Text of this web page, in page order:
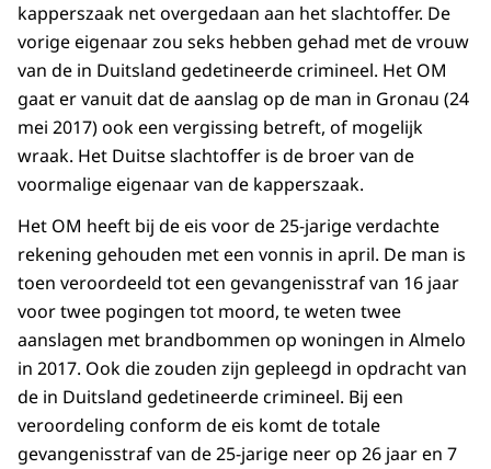
kapperszaak net overgedaan aan het slachtoffer. De
vorige eigenaar zou seks hebben gehad met de vrouw
van de in Duitsland gedetineerde crimineel. Het OM
gaat er vanuit dat de aanslag op de man in Gronau (24
mei 2017) ook een vergissing betreft, of mogelijk
wraak. Het Duitse slachtoffer is de broer van de
voormalige eigenaar van de kapperszaak.
Het OM heeft bij de eis voor de 25-jarige verdachte
rekening gehouden met een vonnis in april. De man is
toen veroordeeld tot een gevangenisstraf van 16 jaar
voor twee pogingen tot moord, te weten twee
aanslagen met brandbommen op woningen in Almelo
in 2017. Ook die zouden zijn gepleegd in opdracht van
de in Duitsland gedetineerde crimineel. Bij een
veroordeling conform de eis komt de totale
gevangenisstraf van de 25-jarige neer op 26 jaar en 7